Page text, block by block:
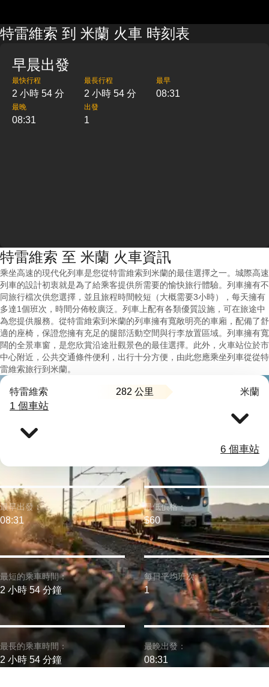
特雷維索 到 米蘭 火車 時刻表
早晨出發
最快行程
2 小時 54 分
最長行程
2 小時 54 分
最早
08:31
最晚
08:31
出發
1
特雷維索 至 米蘭 火車資訊
乘坐高速的現代化列車是您從特雷維索到米蘭的最佳選擇之一。城際高速
列車的設計初衷就是為了給乘客提供所需要的愉快旅行體驗。列車擁有不
同旅行檔次供您選擇，並且旅程時間較短（大概需要3小時），每天擁有
多達1個班次，時間分佈較廣泛。列車上配有各類優質設施，可在旅途中
為您提供服務。從特雷維索到米蘭的列車擁有寬敞明亮的車廂，配備了舒
適的座椅，保證您擁有充足的腿部活動空間與行李放置區域。列車擁有寬
闊的全景車窗，是您欣賞沿途壯觀景色的最佳選擇。此外，火車站位於市
中心附近，公共交通條件便利，出行十分方便，由此您應乘坐列車從從特
雷維索旅行到米蘭。
特雷維索 282 公里 米蘭
1 個車站
6 個車站
最短的乘車時間：
2 小時 54 分鐘
最早出發：
08:31
最長的乘車時間：
2 小時 54 分鐘
最低價格：
$60
每日平均班次:
1
最晚出發：
08:31